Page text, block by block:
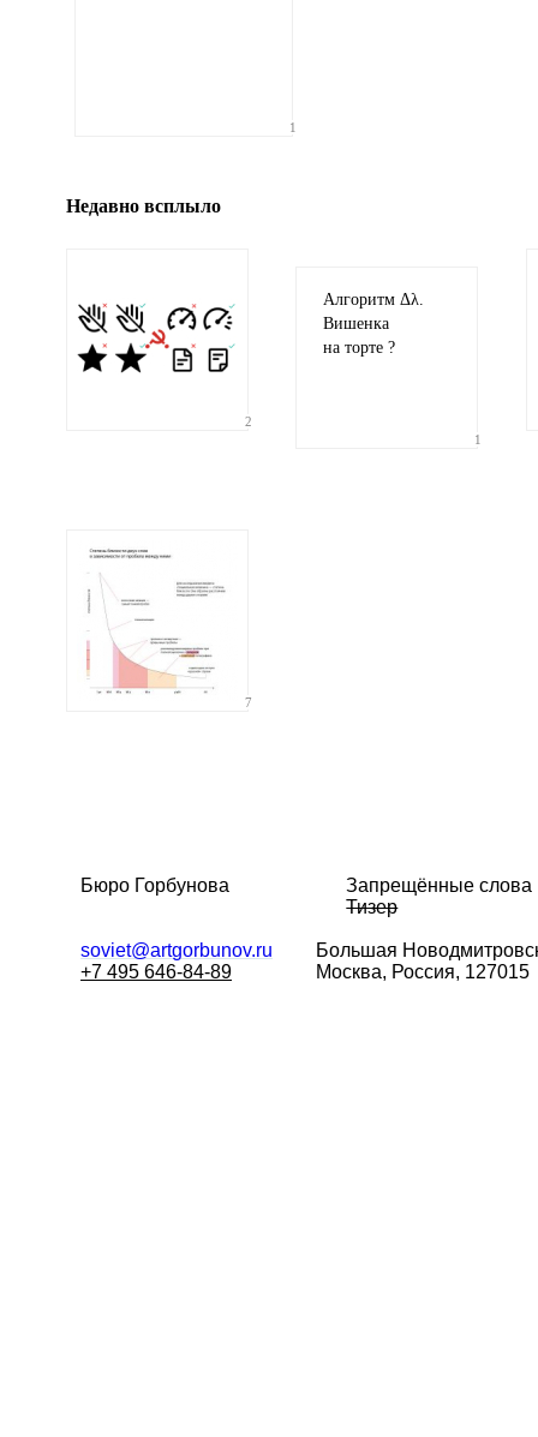
гиф или джипег шириной не более 700
1
Недавно всплыло
2
Алгоритм Δλ.
Вишенка
на торте ?
1
7
Бюро Горбунова
Запрещённые слова
Тизер
soviet@artgorbunov.ru
+7 495 646-84-89
Большая
Москва, Россия, 127015